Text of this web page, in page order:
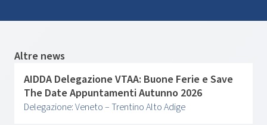
Altre news
AIDDA Delegazione VTAA: Buone Ferie e Save
The Date Appuntamenti Autunno 2026
Delegazione: Veneto – Trentino Alto Adige